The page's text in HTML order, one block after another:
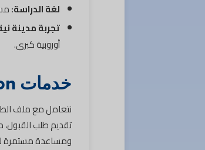
لغة الدراسة:
تجربة مدينة
أوروبية كبرى.
خدمات Kind of Education قبل وأثناء الدراسة
نتعامل مع ملف
تقديم طلب القبول،
ومساعدة مستمرة